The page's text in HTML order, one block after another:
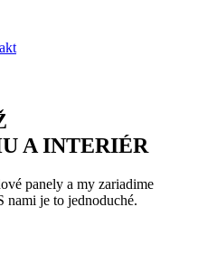
A INTERIÉR
panely a my zariadime
nami je to jednoduché.